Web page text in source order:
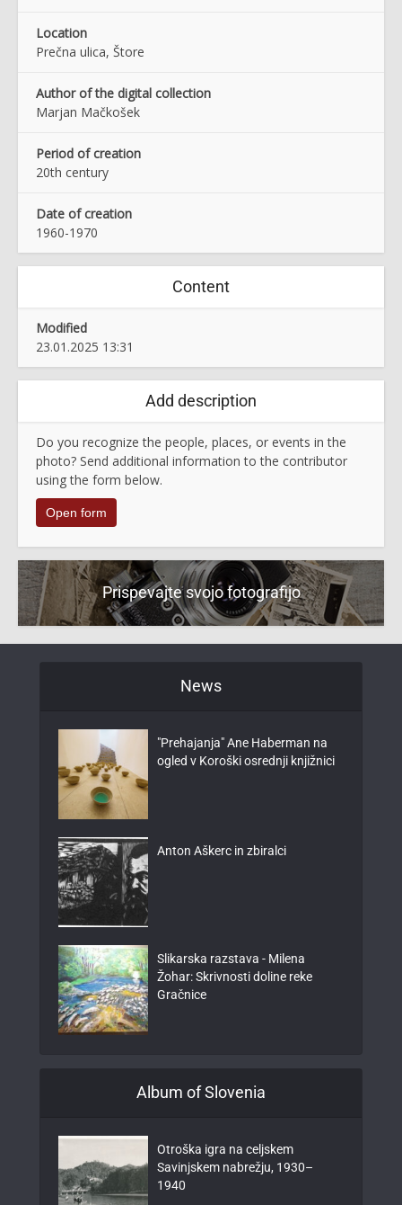
Location
Prečna ulica, Štore
Author of the digital collection
Marjan Mačkošek
Period of creation
20th century
Date of creation
1960-1970
Content
Modified
23.01.2025 13:31
Add description
Do you recognize the people, places, or events in the
photo? Send additional information to the contributor
using the form below.
Open form
Prispevajte svojo fotografijo
News
"Prehajanja" Ane Haberman na
ogled v Koroški osrednji knjižnici
Anton Aškerc in zbiralci
Slikarska razstava - Milena
Žohar: Skrivnosti doline reke
Gračnice
Album of Slovenia
Otroška igra na celjskem
Savinjskem nabrežju, 1930–
1940